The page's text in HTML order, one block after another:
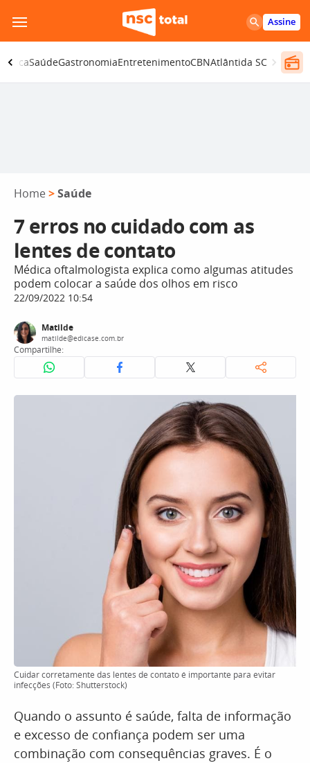
para
o
conteúdo
Assine
SaúdeGastronomiaEntretenimentoCBNAtlântida SC
Home >Saúde
7 erros no cuidado com as
lentes de contato
Médica oftalmologista explica como algumas atitudes
podem colocar a saúde dos olhos em risco
22/09/2022 10:54
Matilde
matilde@edicase.com.br
Compartilhe:
Cuidar corretamente das lentes de contato é importante para evitar
infecções (Foto: Shutterstock)
Quando o assunto é saúde, falta de informação
e excesso de confiança podem ser uma
combinação com consequências graves. É o